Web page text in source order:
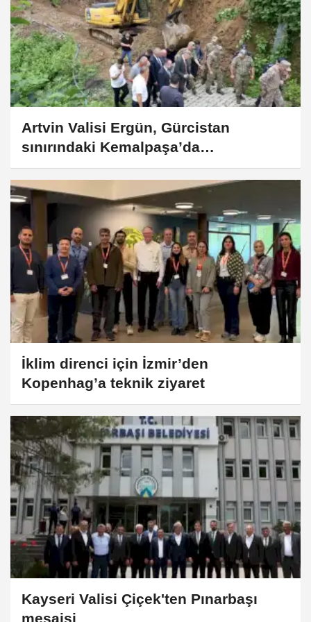
Artvin Valisi Ergün, Gürcistan
sınırındaki Kemalpaşa’da
incelemelerde bulundu
İklim direnci için İzmir’den
Kopenhag’a teknik ziyaret
Kayseri Valisi Çiçek'ten Pınarbaşı
mesaisi